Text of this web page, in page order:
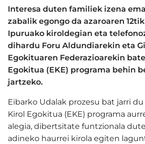
Interesa duten familiek izena
zabalik egongo da azaroaren
Ipuruako kiroldegian eta
dihardu Foru Aldundiarekin eta
Egokituaren Federazioarekin
Egokitua (EKE) programa behin
jartzeko.
Eibarko Udalak prozesu bat jarri du
Kirol Egokitua (EKE) programa
alegia, dibertsitate funtzionala
adineko haurrei kirola egiten